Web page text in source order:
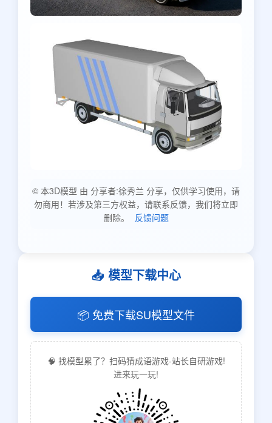
© 本3D模型 由 分享者:徐秀兰 分享，仅供学习使用，请
勿商用！若涉及第三方权益，请联系反馈，我们将立即
删除。
反馈问题
📥 模型下载中心
📦 免费下载SU模型文件
🧠 找模型累了？扫码猜成语游戏-站长自研游戏!
进来玩一玩!